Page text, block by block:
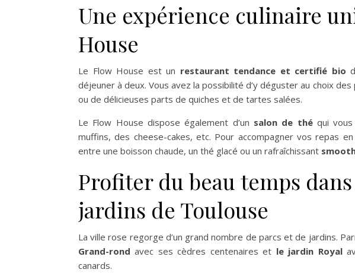
Une expérience culinaire
House
Le Flow House est un restaurant tendance et certifié bio
déjeuner à deux. Vous avez la possibilité d’y déguster au choix
ou de délicieuses parts de quiches et de tartes salées.
Le Flow House dispose également d’un salon de théqui vous
muffins, des cheese-cakes, etc. Pour accompagner vos repas
entre une boisson chaude, un thé glacé ou un rafraîchissant
Profiter du beau temps
jardins de Toulouse
La ville rose regorge d’un grand nombre de parcs et de jardins.
Grand-rond avec ses cèdres centenaires et le jardin Royal
canards.